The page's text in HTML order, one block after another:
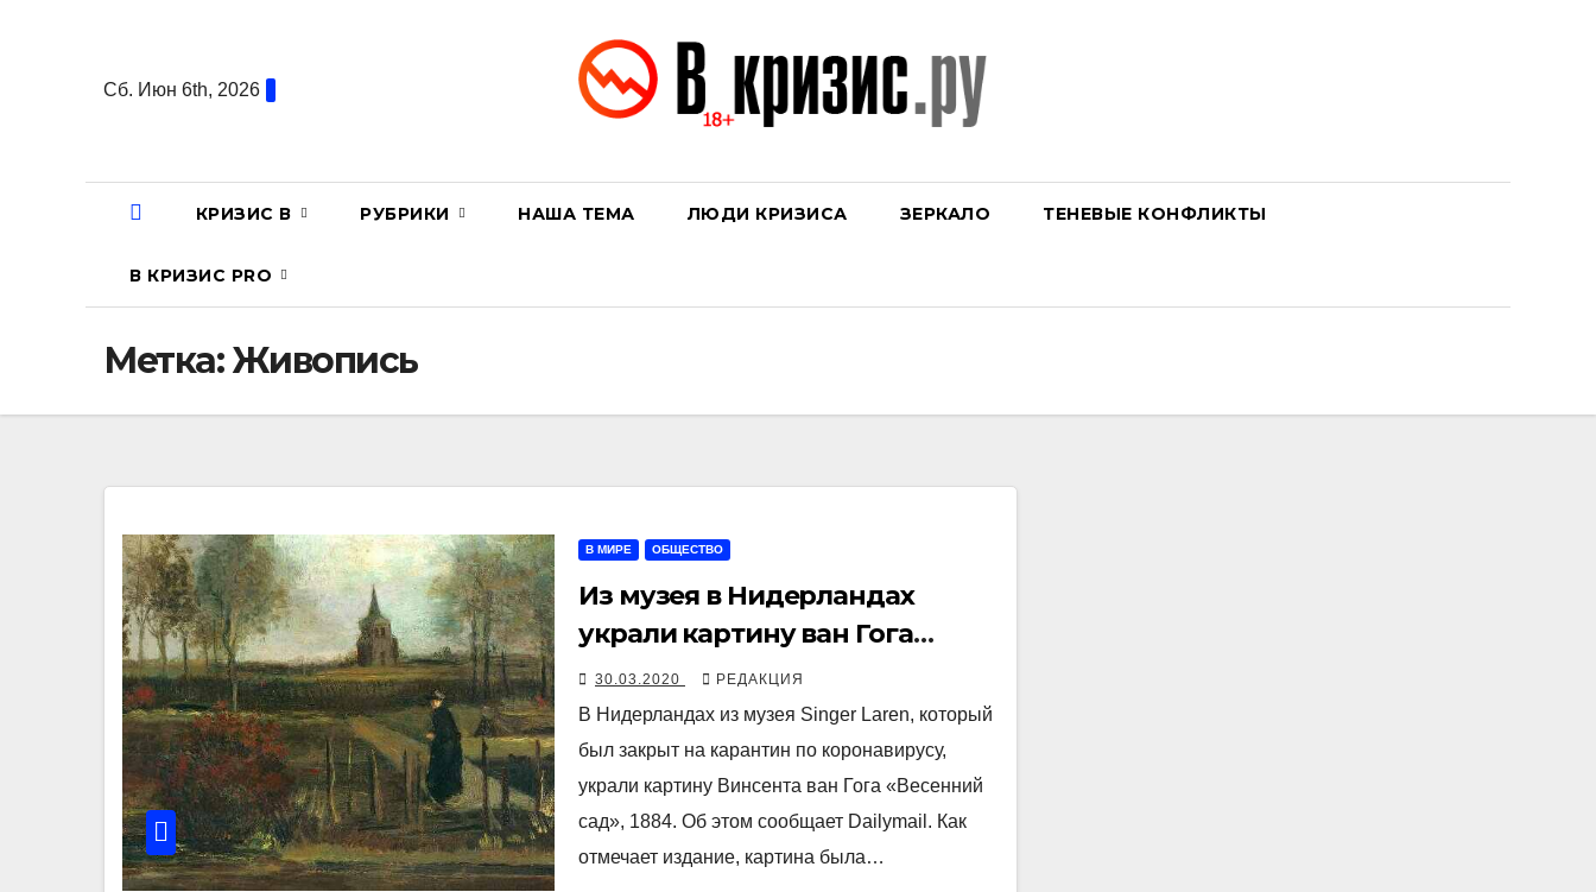
содержаниюСб. Июн 6th, 2026
КРИЗИС В РУБРИКИ НАША ТЕМА ЛЮДИ КРИЗИСА ЗЕРКАЛО ТЕНЕВЫЕ КОНФЛИКТЫ
В КРИЗИС PRO
Метка:Живопись
В МИРЕ ОБЩЕСТВО
Из музея в Нидерландах
украли картину ван Гога
«Весенний сад»
30.03.2020 РЕДАКЦИЯ
В Нидерландах из музея Singer Laren, который
был закрыт на карантин по коронавирусу,
украли картину Винсента ван Гога «Весенний
сад», 1884. Об этом сообщает Dailymail. Как
отмечает издание, картина была…